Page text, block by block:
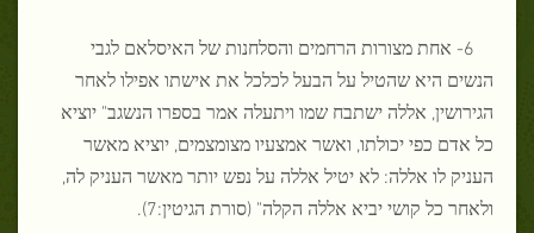
6- אחת מצורות הרחמים והסלחנות של האיסלאם לגבי
הנשים היא שהטיל על הבעל לכלכל את אישתו אפילו לאחר
הגירושין, אללה ישתבח שמו ויתעלה אמר בספרו הנשגב" יוציא
כל אדם כפי יכולתו, ואשר אמצעיו מצומצמים, יוציא מאשר
העניק לו אללה: לא יטיל אללה על נפש יותר מאשר העניק לה,
ולאחר כל קושי יביא אללה הקלה" (סורת הגיטין:7).